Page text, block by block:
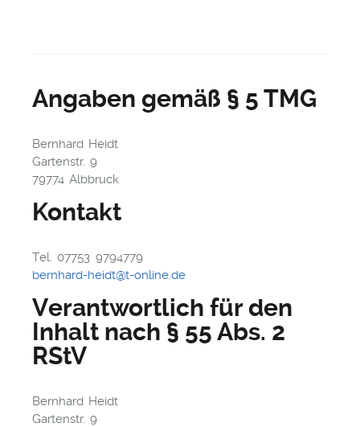
Angaben gemäß § 5 TMG
Bernhard Heidt
Gartenstr. 9
79774 Albbruck
Kontakt
Tel. 07753 9794779
bernhard-heidt@t-online.de
Verantwortlich für den
Inhalt nach § 55 Abs. 2
RStV
Bernhard Heidt
Gartenstr. 9